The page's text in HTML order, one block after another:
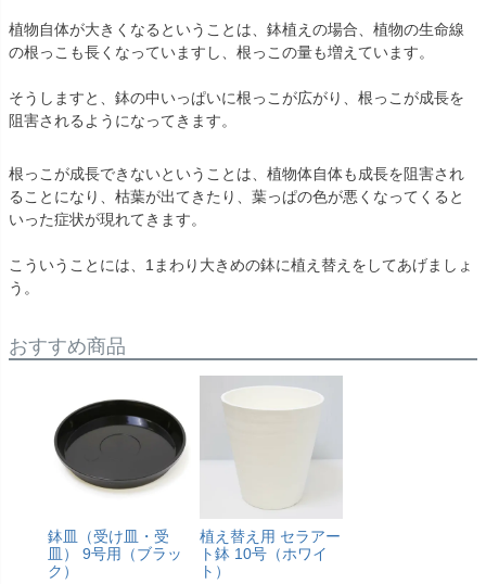
植物自体が大きくなるということは、鉢植えの場合、植物の生命線
の根っこも長くなっていますし、根っこの量も増えています。
そうしますと、鉢の中いっぱいに根っこが広がり、根っこが成長を
阻害されるようになってきます。
根っこが成長できないということは、植物体自体も成長を阻害され
ることになり、枯葉が出てきたり、葉っぱの色が悪くなってくると
いった症状が現れてきます。
こういうことには、1まわり大きめの鉢に植え替えをしてあげましょ
う。
おすすめ商品
鉢皿（受け皿・受
皿） 9号用（ブラッ
ク）
植え替え用 セラアー
ト鉢 10号（ホワイ
ト）